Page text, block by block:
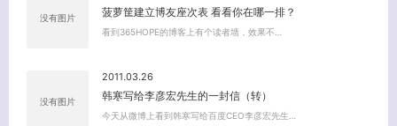
没有图片 菠萝筐建立博友座次表 看看你在哪一排？
看到365HOPE的博客上有个读者墙，效果不…
没有图片
2011.03.26
韩寒写给李彦宏先生的一封信（转）
今天从微博上看到韩寒写给百度CEO李彦宏先生…